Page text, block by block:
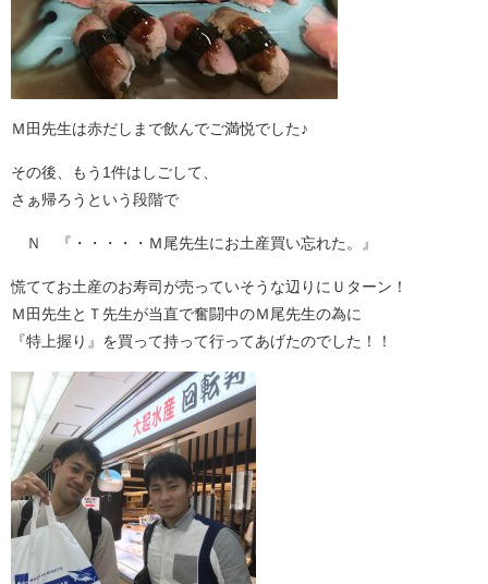
Ｍ田先生は赤だしまで飲んでご満悦でした♪
その後、もう1件はしごして、
さぁ帰ろうという段階で
Ｎ 『・・・・・Ｍ尾先生にお土産買い忘れた。』
慌ててお土産のお寿司が売っていそうな辺りにＵターン！
Ｍ田先生とＴ先生が当直で奮闘中のＭ尾先生の為に
『特上握り』を買って持って行ってあげたのでした！！